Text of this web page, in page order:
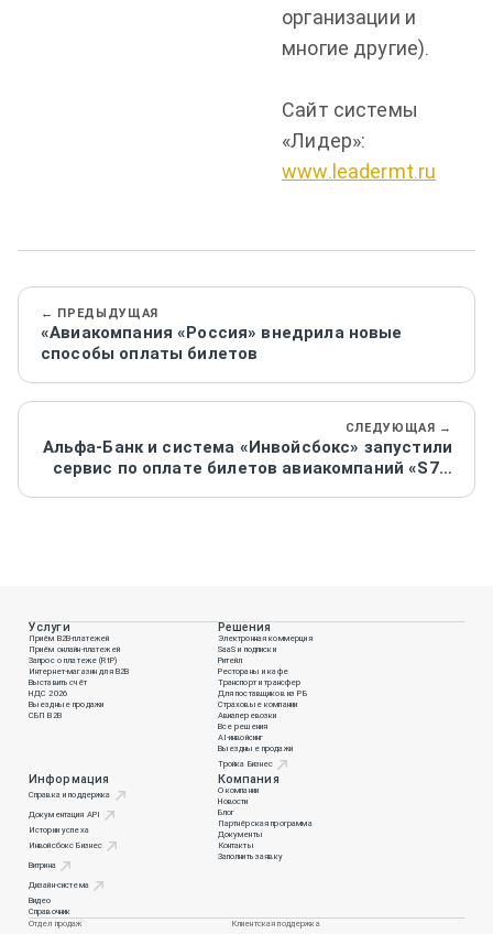
организации и
многие другие).
Сайт системы
«Лидер»:
www.leadermt.ru
← ПРЕДЫДУЩАЯ
«Авиакомпания «Россия» внедрила новые
способы оплаты билетов
СЛЕДУЮЩАЯ →
Альфа-Банк и система «Инвойсбокс» запустили
сервис по оплате билетов авиакомпаний «S7»,
Услуги
Приём B2B-платежей
Приём онлайн-платежей
Запрос о платеже (RtP)
Интернет-магазин для B2B
Выставить счёт
НДС 2026
Выездные продажи
СБП B2B
Решения
Электронная коммерция
SaaS и подписки
Ритейл
Рестораны и кафе
Транспорт и трансфер
Для поставщиков из РБ
Страховые компании
Авиаперевозки
Все решения
AI-инвойсинг
Выездные продажи
Тройка Бизнес
Информация
Справка и поддержка
Документация API
Истории успеха
Инвойсбокс Бизнес
Витрина
Дизайн-система
Видео
Справочник
Компания
О компании
Новости
Блог
Партнёрская программа
Документы
Контакты
Заполнить заявку
Отдел продаж Клиентская поддержка